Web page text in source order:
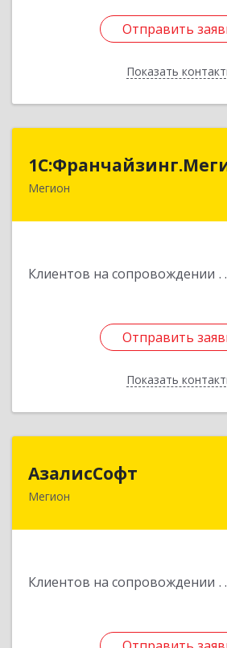
Отправить
Показать
Отправить
Назад
Мегион
Клиентов на сопровождении
Отправить
Показать
Отправить
Назад
АзалисСофт
Мегион
Клиентов на сопровождении
628690, Ханты-Мансийский